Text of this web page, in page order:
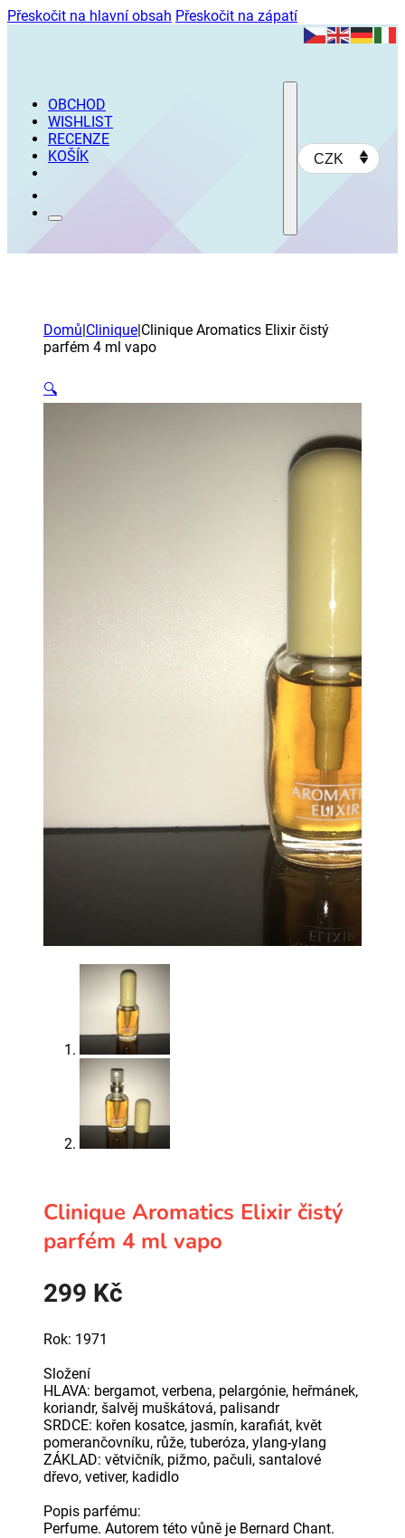
Přeskočit na hlavní obsah Přeskočit na zápatí
OBCHOD
WISHLIST
RECENZE
KOŠÍK
CZK
Domů|Clinique|Clinique Aromatics Elixir čistý
parfém 4 ml vapo
🔍
Clinique Aromatics Elixir čistý
parfém 4 ml vapo
299 Kč
Rok: 1971
Složení
HLAVA: bergamot, verbena, pelargónie, heřmánek,
koriandr, šalvěj muškátová, palisandr
SRDCE: kořen kosatce, jasmín, karafiát, květ
pomerančovníku, růže, tuberóza, ylang-ylang
ZÁKLAD: větvičník, pižmo, pačuli, santalové
dřevo, vetiver, kadidlo
Popis parfému:
Perfume. Autorem této vůně je Bernard Chant.